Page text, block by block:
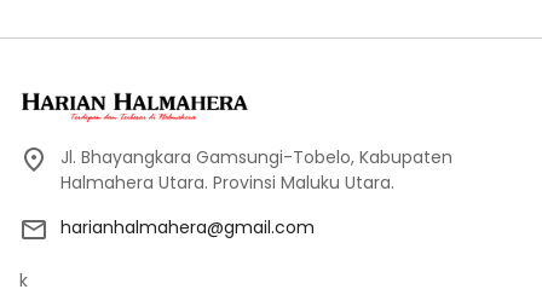
Jl. Bhayangkara Gamsungi-Tobelo, Kabupaten
Halmahera Utara. Provinsi Maluku Utara.
harianhalmahera@gmail.com
k